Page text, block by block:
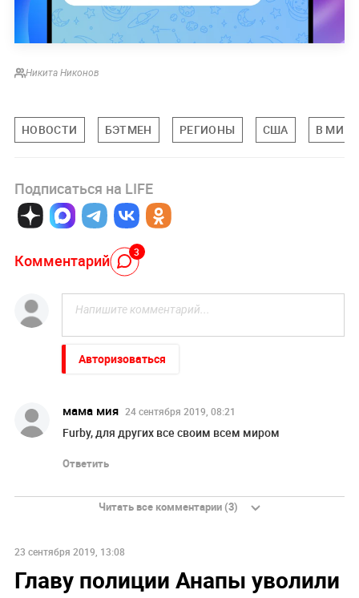
Никита Никонов
НОВОСТИ БЭТМЕН РЕГИОНЫ США В МИРЕ
Подписаться на LIFE
Комментарий 3
Авторизоваться
мама мия 24 сентября 2019, 08:21
Furby, для других все своим всем миром
Ответить
Читать все комментарии (3)
НОВОСТИ ПАРТНЕРОВ
Пригожин: не следует помогать взрослым детям
деньгами